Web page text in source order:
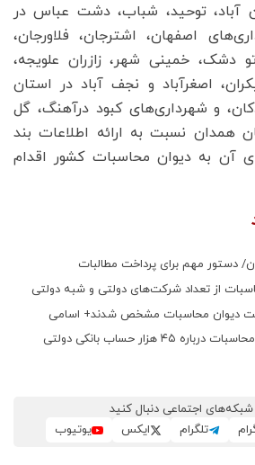
آباد، توحید، شباب، دشت عباس در
اصفهان، اشترجان، فلاورجان،
تو دشک، خمینی شهر، زازران علویجه،
اصغرآباد و نجف آباد در استان
و شهرداری‌های کبود درآهنگ، گل
همدان نسبت به ارائه اطلاعات بند
آن به دیوان محاسبات کشور اقدام
دستور مهم برای پرداخت مطالبات
از تعداد شرکت‌های دولتی و شبه دولتی
دیوان محاسبات مشخص شدند+ اسامی
هزار حساب بانکی دولتی
شبکه‌های اجتماعی دنبال کنید
تلگرام ایکس یوتیوب